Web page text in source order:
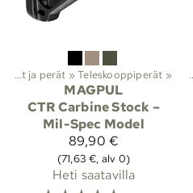
Tukit ja perät ‪»Teleskooppiperät ‪»
MAGPUL
CTR Carbine Stock –
Mil-Spec Model
89,90 €
(71,63 €, alv 0)
Heti saatavilla
‪»Aseiden osat‪»